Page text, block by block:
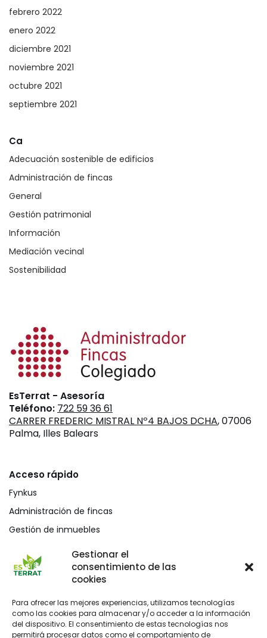
Gestionar el
consentimiento de las
cookies
Para ofrecer las mejores experiencias, utilizamos tecnologías
como las cookies para almacenar y/o acceder a la información
del dispositivo. El consentimiento de estas tecnologías nos
permitirá procesar datos como el comportamiento de
febrero 2022
enero 2022
diciembre 2021
noviembre 2021
octubre 2021
septiembre 2021
Ca
Adecuación sostenible de edificios
Administración de fincas
General
Gestión patrimonial
Información
Mediación vecinal
Sostenibilidad
EsTerrat - Asesoría
Teléfono: 722 59 36 61
CARRER FREDERIC MISTRAL Nº4 BAJOS DCHA, 07006
Palma, Illes Balears
Acceso rápido
Fynkus
Administración de fincas
Gestión de inmuebles
Mediación civil y mercantil
Blog